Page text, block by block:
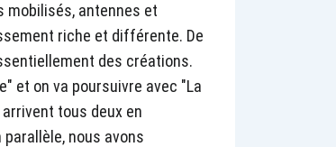
mobilisés, antennes et
riche et différente. De
des créations.
et on va poursuivre avec "La
tous deux en
nous avons